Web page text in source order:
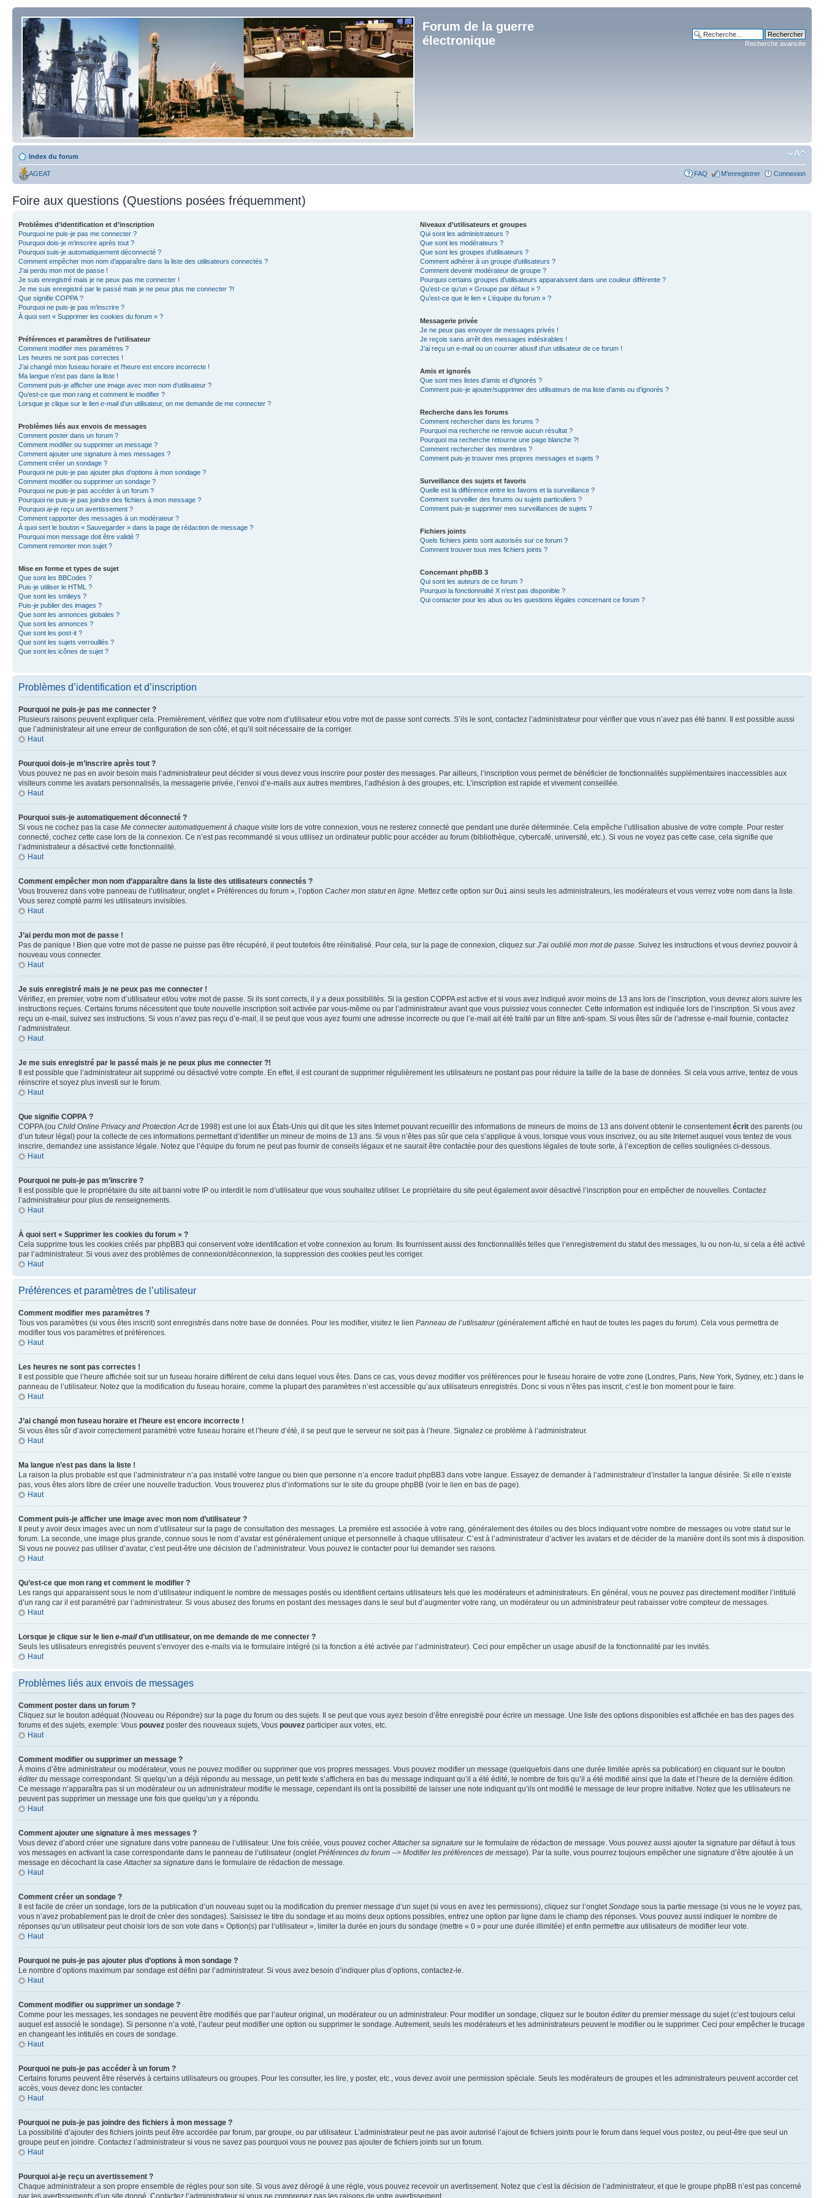
Forum de la guerre
électronique
Recherche avancée
Index du forum
AGEAT FAQ M’enregistrer Connexion
Foire aux questions (Questions posées fréquemment)
Problèmes d’identification et d’inscription
Pourquoi ne puis-je pas me connecter ?
Pourquoi dois-je m’inscrire après tout ?
Pourquoi suis-je automatiquement déconnecté ?
Comment empêcher mon nom d’apparaître dans la liste des utilisateurs connectés ?
J’ai perdu mon mot de passe !
Je suis enregistré mais je ne peux pas me connecter !
Je me suis enregistré par le passé mais je ne peux plus me connecter ?!
Que signifie COPPA ?
Pourquoi ne puis-je pas m’inscrire ?
À quoi sert « Supprimer les cookies du forum » ?
Préférences et paramètres de l’utilisateur
Comment modifier mes paramètres ?
Les heures ne sont pas correctes !
J’ai changé mon fuseau horaire et l’heure est encore incorrecte !
Ma langue n’est pas dans la liste !
Comment puis-je afficher une image avec mon nom d’utilisateur ?
Qu’est-ce que mon rang et comment le modifier ?
Lorsque je clique sur le lien e-maild’un utilisateur, on me demande de me connecter ?
Problèmes liés aux envois de messages
Comment poster dans un forum ?
Comment modifier ou supprimer un message ?
Comment ajouter une signature à mes messages ?
Comment créer un sondage ?
Pourquoi ne puis-je pas ajouter plus d’options à mon sondage ?
Comment modifier ou supprimer un sondage ?
Pourquoi ne puis-je pas accéder à un forum ?
Pourquoi ne puis-je pas joindre des fichiers à mon message ?
Pourquoi ai-je reçu un avertissement ?
Comment rapporter des messages à un modérateur ?
À quoi sert le bouton « Sauvegarder » dans la page de rédaction de message ?
Pourquoi mon message doit être validé ?
Comment remonter mon sujet ?
Mise en forme et types de sujet
Que sont les BBCodes ?
Puis-je utiliser le HTML ?
Que sont les smileys ?
Puis-je publier des images ?
Que sont les annonces globales ?
Que sont les annonces ?
Que sont les post-it ?
Que sont les sujets verrouillés ?
Que sont les icônes de sujet ?
Niveaux d’utilisateurs et groupes
Qui sont les administrateurs ?
Que sont les modérateurs ?
Que sont les groupes d’utilisateurs ?
Comment adhérer à un groupe d’utilisateurs ?
Comment devenir modérateur de groupe ?
Pourquoi certains groupes d’utilisateurs apparaissent dans une couleur différente ?
Qu’est-ce qu’un « Groupe par défaut » ?
Qu’est-ce que le lien « L’équipe du forum » ?
Messagerie privée
Je ne peux pas envoyer de messages privés !
Je reçois sans arrêt des messages indésirables !
J’ai reçu un e-mail ou un courrier abusif d’un utilisateur de ce forum !
Amis et ignorés
Que sont mes listes d’amis et d’ignorés ?
Comment puis-je ajouter/supprimer des utilisateurs de ma liste d’amis ou d’ignorés ?
Recherche dans les forums
Comment rechercher dans les forums ?
Pourquoi ma recherche ne renvoie aucun résultat ?
Pourquoi ma recherche retourne une page blanche ?!
Comment rechercher des membres ?
Comment puis-je trouver mes propres messages et sujets ?
Surveillance des sujets et favoris
Quelle est la différence entre les favoris et la surveillance ?
Comment surveiller des forums ou sujets particuliers ?
Comment puis-je supprimer mes surveillances de sujets ?
Fichiers joints
Quels fichiers joints sont autorisés sur ce forum ?
Comment trouver tous mes fichiers joints ?
Concernant phpBB 3
Qui sont les auteurs de ce forum ?
Pourquoi la fonctionnalité X n’est pas disponible ?
Qui contacter pour les abus ou les questions légales concernant ce forum ?
Problèmes d’identification et d’inscription
Pourquoi ne puis-je pas me connecter ?
Plusieurs raisons peuvent expliquer cela. Premièrement, vérifiez que votre nom d’utilisateur et/ou votre mot de passe sont corrects. S’ils le sont, contactez l’administrateur pour vérifier que vous n’avez pas été banni. Il est possible aussi
que l’administrateur ait une erreur de configuration de son côté, et qu’il soit nécessaire de la corriger.
Haut
Pourquoi dois-je m’inscrire après tout ?
Vous pouvez ne pas en avoir besoin mais l’administrateur peut décider si vous devez vous inscrire pour poster des messages. Par ailleurs, l’inscription vous permet de bénéficier de fonctionnalités supplémentaires inaccessibles aux
visiteurs comme les avatars personnalisés, la messagerie privée, l’envoi d’e-mails aux autres membres, l’adhésion à des groupes, etc. L’inscription est rapide et vivement conseillée.
Haut
Pourquoi suis-je automatiquement déconnecté ?
Si vous ne cochez pas la case Me connecter automatiquement à chaque visite lors de votre connexion, vous ne resterez connecté que pendant une durée déterminée. Cela empêche l’utilisation abusive de votre compte. Pour rester
connecté, cochez cette case lors de la connexion. Ce n’est pas recommandé si vous utilisez un ordinateur public pour accéder au forum (bibliothèque, cybercafé, université, etc.). Si vous ne voyez pas cette case, cela signifie que
l’administrateur a désactivé cette fonctionnalité.
Haut
Comment empêcher mon nom d’apparaître dans la liste des utilisateurs connectés ?
Vous trouverez dans votre panneau de l’utilisateur, onglet « Préférences du forum », l’option Cacher mon statut en ligne. Mettez cette option sur Oui ainsi seuls les administrateurs, les modérateurs et vous verrez votre nom dans la liste.
Vous serez compté parmi les utilisateurs invisibles.
Haut
J’ai perdu mon mot de passe !
Pas de panique ! Bien que votre mot de passe ne puisse pas être récupéré, il peut toutefois être réinitialisé. Pour cela, sur la page de connexion, cliquez sur J’ai oublié mon mot de passe. Suivez les instructions et vous devriez pouvoir à
nouveau vous connecter.
Haut
Je suis enregistré mais je ne peux pas me connecter !
Vérifiez, en premier, votre nom d’utilisateur et/ou votre mot de passe. Si ils sont corrects, il y a deux possibilités. Si la gestion COPPA est active et si vous avez indiqué avoir moins de 13 ans lors de l’inscription, vous devrez alors suivre les
instructions reçues. Certains forums nécessitent que toute nouvelle inscription soit activée par vous-même ou par l’administrateur avant que vous puissiez vous connecter. Cette information est indiquée lors de l’inscription. Si vous avez
reçu un e-mail, suivez ses instructions. Si vous n’avez pas reçu d’e-mail, il se peut que vous ayez fourni une adresse incorrecte ou que l’e-mail ait été traité par un filtre anti-spam. Si vous êtes sûr de l’adresse e-mail fournie, contactez
l’administrateur.
Haut
Je me suis enregistré par le passé mais je ne peux plus me connecter ?!
Il est possible que l’administrateur ait supprimé ou désactivé votre compte. En effet, il est courant de supprimer régulièrement les utilisateurs ne postant pas pour réduire la taille de la base de données. Si cela vous arrive, tentez de vous
réinscrire et soyez plus investi sur le forum.
Haut
Que signifie COPPA ?
COPPA (ou Child Online Privacy and Protection Actde 1998) est une loi aux États-Unis qui dit que les sites Internet pouvant recueillir des informations de mineurs de moins de 13 ans doivent obtenir le consentementécrit des parents (ou
d’un tuteur légal) pour la collecte de ces informations permettant d’identifier un mineur de moins de 13 ans. Si vous n’êtes pas sûr que cela s’applique à vous, lorsque vous vous inscrivez, ou au site Internet auquel vous tentez de vous
inscrire, demandez une assistance légale. Notez que l’équipe du forum ne peut pas fournir de conseils légaux et ne saurait être contactée pour des questions légales de toute sorte, à l’exception de celles soulignées ci-dessous.
Haut
Pourquoi ne puis-je pas m’inscrire ?
Il est possible que le propriétaire du site ait banni votre IP ou interdit le nom d’utilisateur que vous souhaitez utiliser. Le propriétaire du site peut également avoir désactivé l’inscription pour en empêcher de nouvelles. Contactez
l’administrateur pour plus de renseignements.
Haut
À quoi sert « Supprimer les cookies du forum » ?
Cela supprime tous les cookies créés par phpBB3 qui conservent votre identification et votre connexion au forum. Ils fournissent aussi des fonctionnalités telles que l’enregistrement du statut des messages, lu ou non-lu, si cela a été activé
par l’administrateur. Si vous avez des problèmes de connexion/déconnexion, la suppression des cookies peut les corriger.
Haut
Préférences et paramètres de l’utilisateur
Comment modifier mes paramètres ?
Tous vos paramètres (si vous êtes inscrit) sont enregistrés dans notre base de données. Pour les modifier, visitez le lien Panneau de l’utilisateur(généralement affiché en haut de toutes les pages du forum). Cela vous permettra de
modifier tous vos paramètres et préférences.
Haut
Les heures ne sont pas correctes !
Il est possible que l’heure affichée soit sur un fuseau horaire différent de celui dans lequel vous êtes. Dans ce cas, vous devez modifier vos préférences pour le fuseau horaire de votre zone (Londres, Paris, New York, Sydney, etc.) dans le
panneau de l’utilisateur. Notez que la modification du fuseau horaire, comme la plupart des paramètres n’est accessible qu’aux utilisateurs enregistrés. Donc si vous n’êtes pas inscrit, c’est le bon moment pour le faire.
Haut
J’ai changé mon fuseau horaire et l’heure est encore incorrecte !
Si vous êtes sûr d’avoir correctement paramétré votre fuseau horaire et l’heure d’été, il se peut que le serveur ne soit pas à l’heure. Signalez ce problème à l’administrateur.
Haut
Ma langue n’est pas dans la liste !
La raison la plus probable est que l’administrateur n’a pas installé votre langue ou bien que personne n’a encore traduit phpBB3 dans votre langue. Essayez de demander à l’administrateur d’installer la langue désirée. Si elle n’existe
pas, vous êtes alors libre de créer une nouvelle traduction. Vous trouverez plus d’informations sur le site du groupe phpBB (voir le lien en bas de page).
Haut
Comment puis-je afficher une image avec mon nom d’utilisateur ?
Il peut y avoir deux images avec un nom d’utilisateur sur la page de consultation des messages. La première est associée à votre rang, généralement des étoiles ou des blocs indiquant votre nombre de messages ou votre statut sur le
forum. La seconde, une image plus grande, connue sous le nom d’avatar est généralement unique et personnelle à chaque utilisateur. C’est à l’administrateur d’activer les avatars et de décider de la manière dont ils sont mis à disposition.
Si vous ne pouvez pas utiliser d’avatar, c’est peut-être une décision de l’administrateur. Vous pouvez le contacter pour lui demander ses raisons.
Haut
Qu’est-ce que mon rang et comment le modifier ?
Les rangs qui apparaissent sous le nom d’utilisateur indiquent le nombre de messages postés ou identifient certains utilisateurs tels que les modérateurs et administrateurs. En général, vous ne pouvez pas directement modifier l’intitulé
d’un rang car il est paramétré par l’administrateur. Si vous abusez des forums en postant des messages dans le seul but d’augmenter votre rang, un modérateur ou un administrateur peut rabaisser votre compteur de messages.
Haut
Lorsque je clique sur le lien e-maild’un utilisateur, on me demande de me connecter ?
Seuls les utilisateurs enregistrés peuvent s’envoyer des e-mails via le formulaire intégré (si la fonction a été activée par l’administrateur). Ceci pour empêcher un usage abusif de la fonctionnalité par les invités.
Haut
Problèmes liés aux envois de messages
Comment poster dans un forum ?
Cliquez sur le bouton adéquat (Nouveau ou Répondre) sur la page du forum ou des sujets. Il se peut que vous ayez besoin d’être enregistré pour écrire un message. Une liste des options disponibles est affichée en bas des pages des
forums et des sujets, exemple: Vous pouvez poster des nouveaux sujets, Vous pouvez participer aux votes, etc.
Haut
Comment modifier ou supprimer un message ?
À moins d’être administrateur ou modérateur, vous ne pouvez modifier ou supprimer que vos propres messages. Vous pouvez modifier un message (quelquefois dans une durée limitée après sa publication) en cliquant sur le bouton
éditerdu message correspondant. Si quelqu’un a déjà répondu au message, un petit texte s’affichera en bas du message indiquant qu’il a été édité, le nombre de fois qu’il a été modifié ainsi que la date et l’heure de la dernière édition.
Ce message n’apparaîtra pas si un modérateur ou un administrateur modifie le message, cependant ils ont la possibilité de laisser une note indiquant qu’ils ont modifié le message de leur propre initiative. Notez que les utilisateurs ne
peuvent pas supprimer un message une fois que quelqu’un y a répondu.
Haut
Comment ajouter une signature à mes messages ?
Vous devez d’abord créer une signature dans votre panneau de l’utilisateur. Une fois créée, vous pouvez cocherAttacher sa signature sur le formulaire de rédaction de message. Vous pouvez aussi ajouter la signature par défaut à tous
vos messages en activant la case correspondante dans le panneau de l’utilisateur (ongletPréférences du forum --> Modifier les préférences de message). Par la suite, vous pourrez toujours empêcher une signature d’être ajoutée à un
message en décochant la caseAttacher sa signature dans le formulaire de rédaction de message.
Haut
Comment créer un sondage ?
Il est facile de créer un sondage, lors de la publication d’un nouveau sujet ou la modification du premier message d’un sujet (si vous en avez les permissions), cliquez sur l’ongletSondage sous la partie message (si vous ne le voyez pas,
vous n’avez probablement pas le droit de créer des sondages). Saisissez le titre du sondage et au moins deux options possibles, entrez une option par ligne dans le champ des réponses. Vous pouvez aussi indiquer le nombre de
réponses qu’un utilisateur peut choisir lors de son vote dans « Option(s) par l’utilisateur », limiter la durée en jours du sondage (mettre « 0 » pour une durée illimitée) et enfin permettre aux utilisateurs de modifier leur vote.
Haut
Pourquoi ne puis-je pas ajouter plus d’options à mon sondage ?
Le nombre d’options maximum par sondage est défini par l’administrateur. Si vous avez besoin d’indiquer plus d’options, contactez-le.
Haut
Comment modifier ou supprimer un sondage ?
Comme pour les messages, les sondages ne peuvent être modifiés que par l’auteur original, un modérateur ou un administrateur. Pour modifier un sondage, cliquez sur le bouton éditerdu premier message du sujet (c’est toujours celui
auquel est associé le sondage). Si personne n’a voté, l’auteur peut modifier une option ou supprimer le sondage. Autrement, seuls les modérateurs et les administrateurs peuvent le modifier ou le supprimer. Ceci pour empêcher le trucage
en changeant les intitulés en cours de sondage.
Haut
Pourquoi ne puis-je pas accéder à un forum ?
Certains forums peuvent être réservés à certains utilisateurs ou groupes. Pour les consulter, les lire, y poster, etc., vous devez avoir une permission spéciale. Seuls les modérateurs de groupes et les administrateurs peuvent accorder cet
accès, vous devez donc les contacter.
Haut
Pourquoi ne puis-je pas joindre des fichiers à mon message ?
La possibilité d’ajouter des fichiers joints peut être accordée par forum, par groupe, ou par utilisateur. L’administrateur peut ne pas avoir autorisé l’ajout de fichiers joints pour le forum dans lequel vous postez, ou peut-être que seul un
groupe peut en joindre. Contactez l’administrateur si vous ne savez pas pourquoi vous ne pouvez pas ajouter de fichiers joints sur un forum.
Haut
Pourquoi ai-je reçu un avertissement ?
Chaque administrateur a son propre ensemble de règles pour son site. Si vous avez dérogé à une règle, vous pouvez recevoir un avertissement. Notez que c’est la décision de l’administrateur, et que le groupe phpBB n’est pas concerné
par les avertissements d’un site donné. Contactez l’administrateur si vous ne comprenez pas les raisons de votre avertissement.